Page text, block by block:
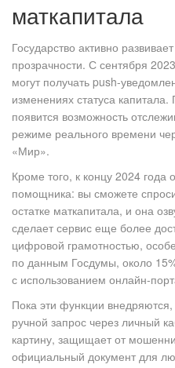
маткапитала
Государство активно
прозрачности. С сентября
могут получать push-
изменениях статуса
появится возможность
режиме реального времени
«Мир».
Кроме того, к концу 2024 года
помощника: вы сможете
остатке маткапитала, и она
сделает сервис еще более
цифровой грамотностью,
по данным Госдумы, около
с использованием онлайн-
Пока эти функции
ручной запрос через личный
картину, защищает от
официальный документ для